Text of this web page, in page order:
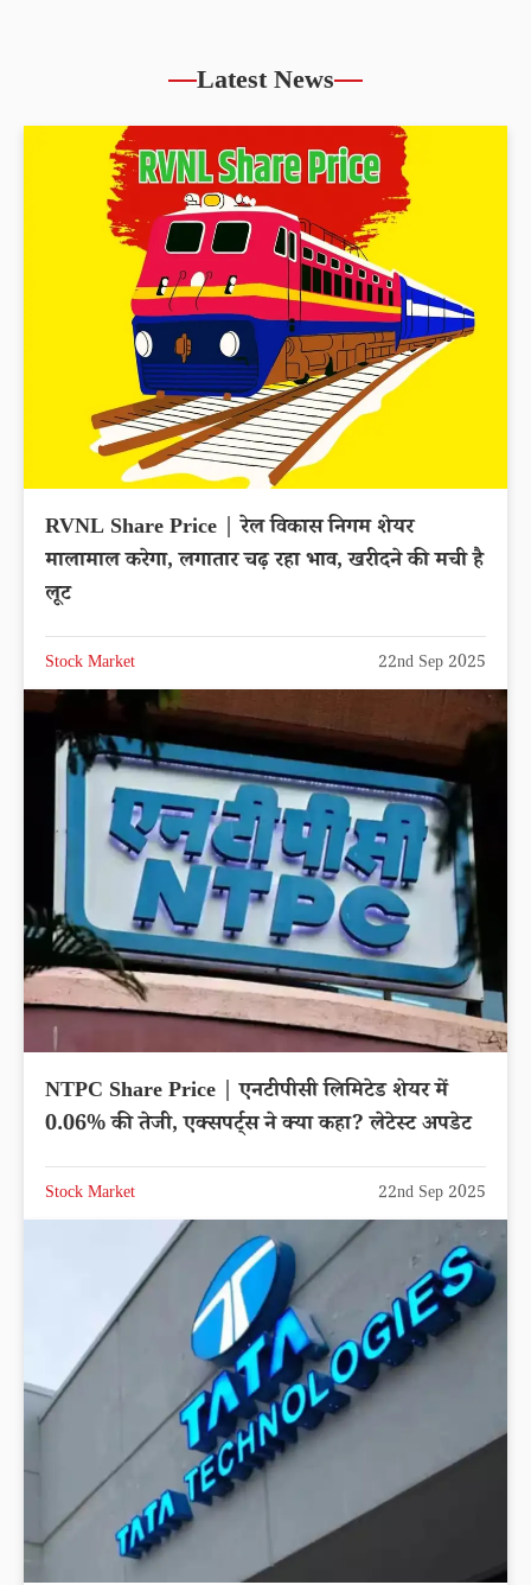
Latest News
RVNL Share Price | रेल विकास निगम शेयर
मालामाल करेगा, लगातार चढ़ रहा भाव, खरीदने की मची है
लूट
Stock Market 22nd Sep 2025
NTPC Share Price | एनटीपीसी लिमिटेड शेयर में
0.06% की तेजी, एक्सपर्ट्स ने क्या कहा? लेटेस्ट अपडेट
Stock Market 22nd Sep 2025